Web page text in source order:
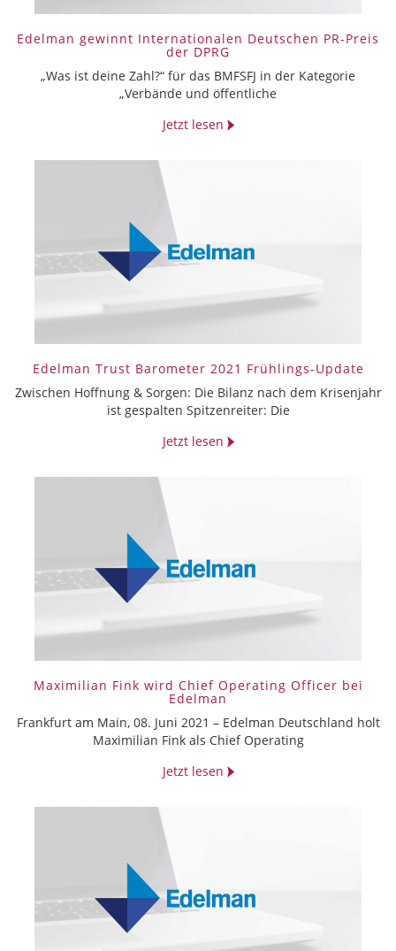
Edelman gewinnt Internationalen Deutschen PR-Preis
der DPRG
„Was ist deine Zahl?“ für das BMFSFJ in der Kategorie
„Verbände und öffentliche
Jetzt lesen
Edelman Trust Barometer 2021 Frühlings-Update
Zwischen Hoffnung & Sorgen: Die Bilanz nach dem Krisenjahr
ist gespalten Spitzenreiter: Die
Jetzt lesen
Maximilian Fink wird Chief Operating Officer bei
Edelman
Frankfurt am Main, 08. Juni 2021 – Edelman Deutschland holt
Maximilian Fink als Chief Operating
Jetzt lesen